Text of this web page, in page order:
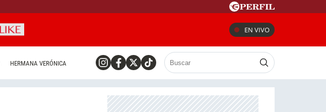
EN VIVO
HERMANA VERÓNICA